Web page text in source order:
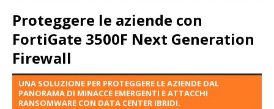
Proteggere le aziende con
FortiGate 3500F Next Generation
Firewall
UNA SOLUZIONE PER PROTEGGERE LE AZIENDE DAL
PANORAMA DI MINACCE EMERGENTI E ATTACCHI
RANSOMWARE CON DATA CENTER IBRIDI.